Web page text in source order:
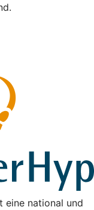
eine national und